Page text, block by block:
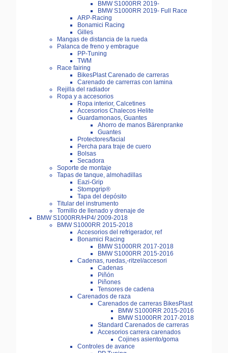
BMW S1000RR 2019-
BMW S1000RR 2019- Full Race
ARP-Racing
Bonamici Racing
Gilles
Mangas de distancia de la rueda
Palanca de freno y embrague
PP-Tuning
TWM
Race fairing
BikesPlast Carenado de carreras
Carenado de carrerras con lamina
Rejilla del radiador
Ropa y a accesorios
Ropa interior, Calcetines
Accesorios Chalecos Helite
Guardamonaos, Guantes
Ahorro de manos Bärenpranke
Guantes
Protectores/facial
Percha para traje de cuero
Bolsas
Secadora
Soporte de montaje
Tapas de tanque, almohadillas
Eazi-Grip
Stompgrip®
Tapa del depósito
Titular del instrumento
Tornillo de llenado y drenaje de
BMW S1000RR/HP4/ 2009-2018
BMW S1000RR 2015-2018
Accesorios del refrigerador, ref
Bonamici Racing
BMW S1000RR 2017-2018
BMW S1000RR 2015-2016
Cadenas, ruedas,-ritzel/accesori
Cadenas
Piñón
Piñones
Tensores de cadena
Carenados de raza
Carenados de carreras BikesPlast
BMW S1000RR 2015-2016
BMW S1000RR 2017-2018
Standard Carenados de carreras
Accesorios carrera carenados
Cojines asiento/goma
Controles de avance